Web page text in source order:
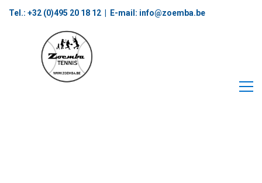
Tel.: +32 (0)495 20 18 12‬ | E-mail: info@zoemba.be